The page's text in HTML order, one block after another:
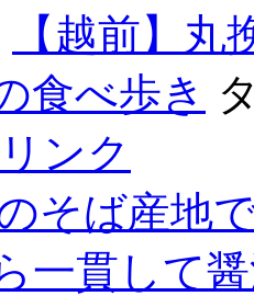
【越前】
食べ歩き
ンク
そば産地
一貫して